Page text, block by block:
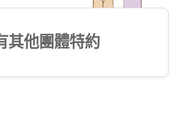
其他團體特約